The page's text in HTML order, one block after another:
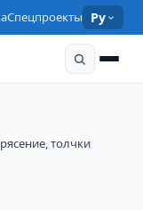
Спецпроекты Ру
толчки